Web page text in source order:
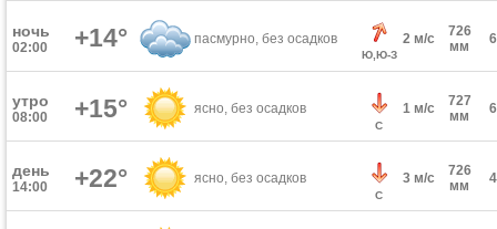
ночь
02:00 +14° пасмурно, без осадков
Ю,Ю-З
2 м/с
726
мм
утро
08:00 +15° ясно, без осадков
С
1 м/с
727
мм
день
14:00 +22° ясно, без осадков
С
3 м/с
726
мм